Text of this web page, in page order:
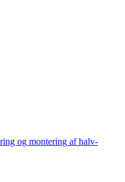
og montering af halv-